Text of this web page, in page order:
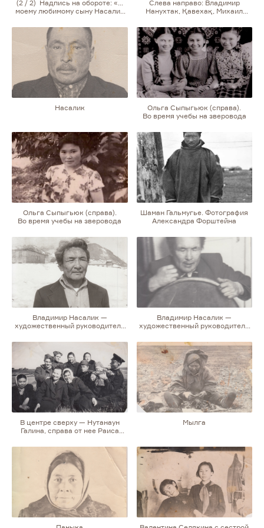
(2 / 2) Надпись на обороте: «…
моему любимому сыну Насалик
Кайихтыкак В. Володя, ты меня
не забывай… не бросай, я вас …
помнить буду… не забуду»
Слева направо: Владимир
Нанухтак, Қавехақ, Михаил
Насалик
Ольга Сыпыгьюк (справа).
Во время учебы на зверовода
Ольга Сыпыгьюк (справа).
Во время учебы на зверовода
Шаман Гальмугье. Фотография
Александра Форштейна
Владимир Насалик —
художественный руководитель
ансамбля Нового Чаплино
«Солнышко»
Владимир Насалик —
художественный руководитель
ансамбля Нового Чаплино
«Солнышко»
В центре сверху — Нутанаун
Галина, справа от нее Раиса
В нижнем ряду (слева направо):
Всюка Элла (из села Сиреники),
неизвестная, Александра
Соколовская (учительница)
Мылга